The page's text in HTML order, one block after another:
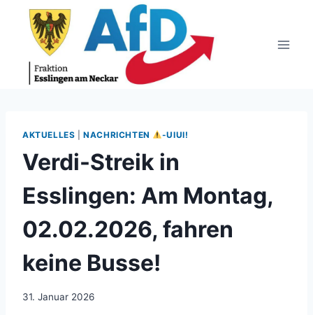
springen
AKTUELLES |NACHRICHTEN -UIUI!
Verdi-Streik in
Esslingen: Am Montag,
02.02.2026, fahren
keine Busse!
31. Januar 2026